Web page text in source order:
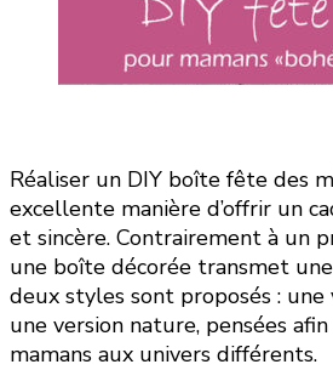
Réaliser un DIY boîte fête des
excellente manière d’offrir un
et sincère. Contrairement à un
une boîte décorée transmet
deux styles sont proposés :
une version nature, pensées
mamans aux univers différents.